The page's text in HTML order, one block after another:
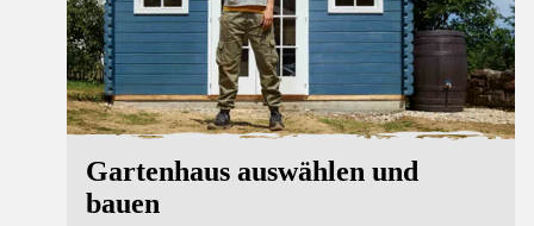
Gartenhaus auswählen und
bauen